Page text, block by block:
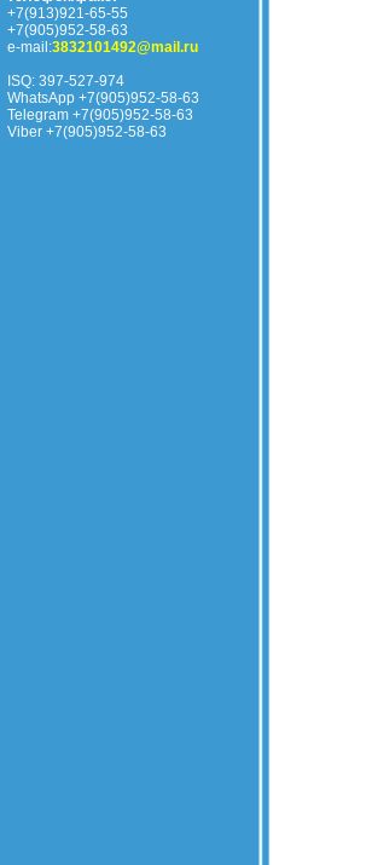
+7(913)921-65-55
+7(905)952-58-63
e-mail:3832101492@mail.ru
ISQ: 397-527-974
WhatsApp +7(905)952-58-63
Telegram +7(905)952-58-63
Viber +7(905)952-58-63